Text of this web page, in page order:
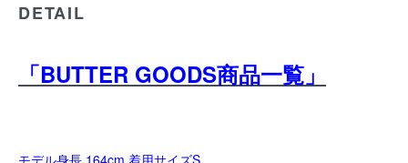
DETAIL
「BUTTER GOODS商品一覧」
モデル身長 164cm 着用サイズS